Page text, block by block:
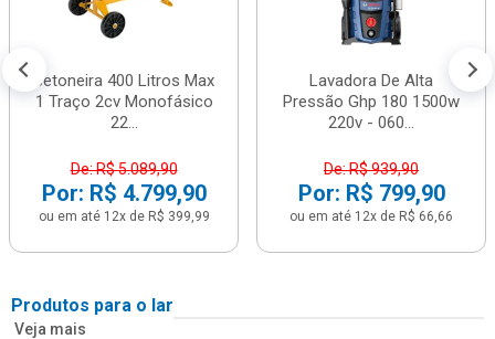
Betoneira 400 Litros Max
1 Traço 2cv Monofásico
22...
De: R$ 5.089,90
Por: R$ 4.799,90
ou em até 12x de R$ 399,99
Lavadora De Alta
Pressão Ghp 180 1500w
220v - 060...
De: R$ 939,90
Por: R$ 799,90
ou em até 12x de R$ 66,66
Produtos para o lar
Veja mais